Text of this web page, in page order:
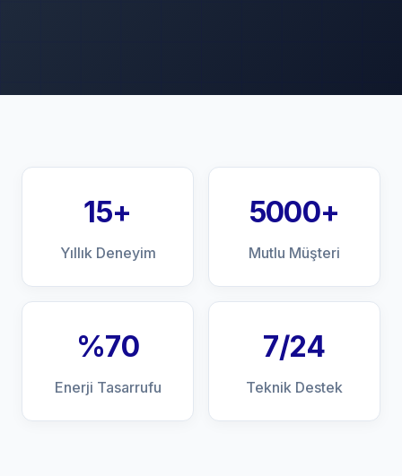
15+
Yıllık Deneyim
5000+
Mutlu Müşteri
%70
Enerji Tasarrufu
7/24
Teknik Destek